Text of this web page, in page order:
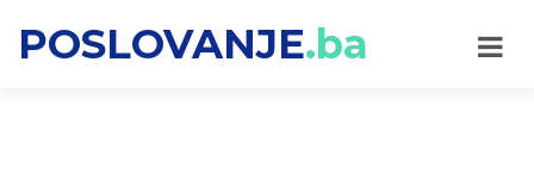
POSLOVANJE.ba